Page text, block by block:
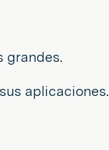
grandes.
aplicaciones.